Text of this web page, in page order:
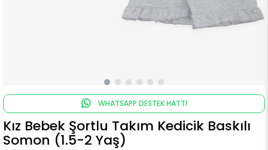
WHATSAPP DESTEK HATTI
Kız Bebek Şortlu Takım Kedicik Baskılı
Somon (1.5-2 Yaş)